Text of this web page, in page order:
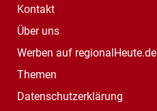
Kontakt
Über uns
Werben auf regionalHeute.de
Themen
Datenschutzerklärung